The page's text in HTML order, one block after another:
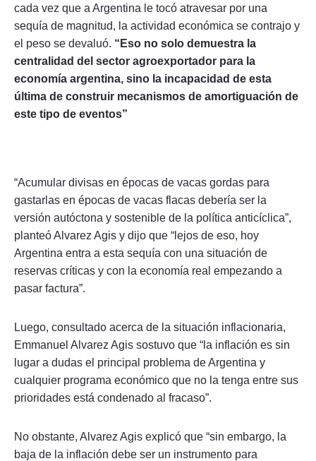
cada vez que a Argentina le tocó atravesar por una
sequía de magnitud, la actividad económica se contrajo y
el peso se devaluó. “Eso no solo demuestra la
centralidad del sector agroexportador para la
economía argentina, sino la incapacidad de esta
última de construir mecanismos de amortiguación de
este tipo de eventos”
“Acumular divisas en épocas de vacas gordas para
gastarlas en épocas de vacas flacas debería ser la
versión autóctona y sostenible de la política anticíclica”,
planteó Alvarez Agis y dijo que “lejos de eso, hoy
Argentina entra a esta sequía con una situación de
reservas críticas y con la economía real empezando a
pasar factura”.
Luego, consultado acerca de la situación inflacionaria,
Emmanuel Alvarez Agis sostuvo que “la inflación es sin
lugar a dudas el principal problema de Argentina y
cualquier programa económico que no la tenga entre sus
prioridades está condenado al fracaso”.
No obstante, Alvarez Agis explicó que “sin embargo, la
baja de la inflación debe ser un instrumento para